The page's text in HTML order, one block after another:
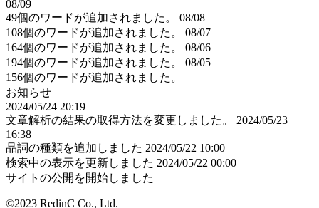
08/09
49個のワードが追加されました。
08/08
108個のワードが追加されました。
08/07
164個のワードが追加されました。
08/06
194個のワードが追加されました。
08/05
156個のワードが追加されました。
お知らせ
2024/05/24 20:19
文章解析の結果の取得方法を変更しました。
2024/05/23
16:38
品詞の種類を追加しました 2024/05/22 10:00
検索中の表示を更新しました 2024/05/22 00:00
サイトの公開を開始しました
©2023 RedinC Co., Ltd.